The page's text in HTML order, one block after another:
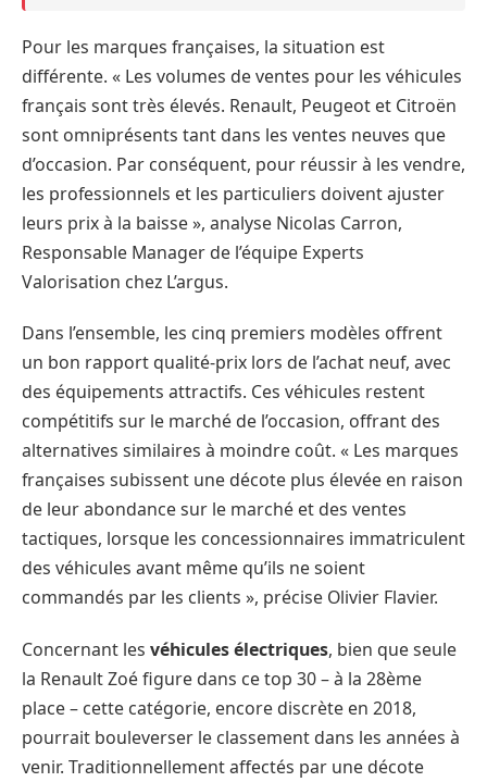
Pour les marques françaises, la situation est
différente. « Les volumes de ventes pour les véhicules
français sont très élevés. Renault, Peugeot et Citroën
sont omniprésents tant dans les ventes neuves que
d’occasion. Par conséquent, pour réussir à les vendre,
les professionnels et les particuliers doivent ajuster
leurs prix à la baisse », analyse Nicolas Carron,
Responsable Manager de l’équipe Experts
Valorisation chez L’argus.
Dans l’ensemble, les cinq premiers modèles offrent
un bon rapport qualité-prix lors de l’achat neuf, avec
des équipements attractifs. Ces véhicules restent
compétitifs sur le marché de l’occasion, offrant des
alternatives similaires à moindre coût. « Les marques
françaises subissent une décote plus élevée en raison
de leur abondance sur le marché et des ventes
tactiques, lorsque les concessionnaires immatriculent
des véhicules avant même qu’ils ne soient
commandés par les clients », précise Olivier Flavier.
Concernant les véhicules électriques, bien que seule
la Renault Zoé figure dans ce top 30 – à la 28ème
place – cette catégorie, encore discrète en 2018,
pourrait bouleverser le classement dans les années à
venir. Traditionnellement affectés par une décote